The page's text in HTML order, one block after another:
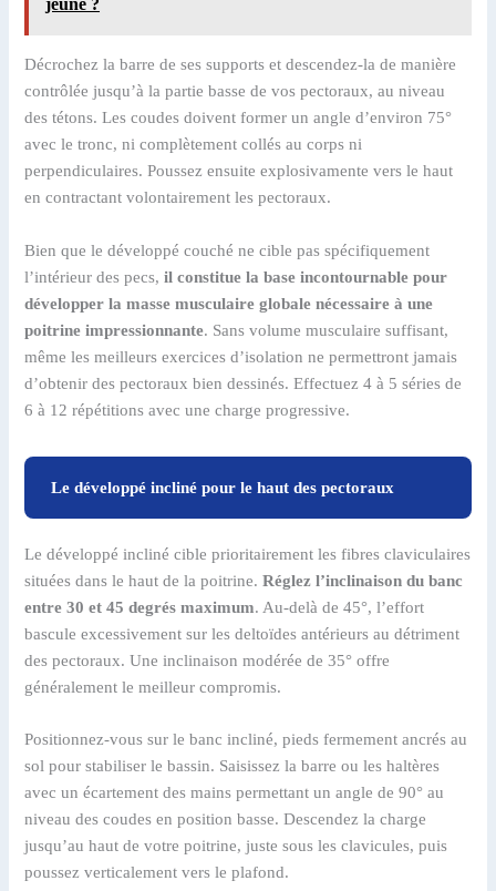
jeune ?
Décrochez la barre de ses supports et descendez-la de manière
contrôlée jusqu’à la partie basse de vos pectoraux, au niveau
des tétons. Les coudes doivent former un angle d’environ 75°
avec le tronc, ni complètement collés au corps ni
perpendiculaires. Poussez ensuite explosivamente vers le haut
en contractant volontairement les pectoraux.
Bien que le développé couché ne cible pas spécifiquement
l’intérieur des pecs,il constitue la base incontournable pour
développer la masse musculaire globale nécessaire à une
poitrine impressionnante. Sans volume musculaire suffisant,
même les meilleurs exercices d’isolation ne permettront jamais
d’obtenir des pectoraux bien dessinés. Effectuez 4 à 5 séries de
6 à 12 répétitions avec une charge progressive.
Le développé incliné pour le haut des pectoraux
Le développé incliné cible prioritairement les fibres claviculaires
situées dans le haut de la poitrine.Réglez l’inclinaison du banc
entre 30 et 45 degrés maximum. Au-delà de 45°, l’effort
bascule excessivement sur les deltoïdes antérieurs au détriment
des pectoraux. Une inclinaison modérée de 35° offre
généralement le meilleur compromis.
Positionnez-vous sur le banc incliné, pieds fermement ancrés au
sol pour stabiliser le bassin. Saisissez la barre ou les haltères
avec un écartement des mains permettant un angle de 90° au
niveau des coudes en position basse. Descendez la charge
jusqu’au haut de votre poitrine, juste sous les clavicules, puis
poussez verticalement vers le plafond.